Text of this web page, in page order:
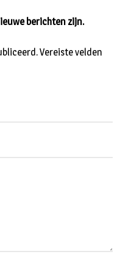
Vereiste velden
berichten zijn.